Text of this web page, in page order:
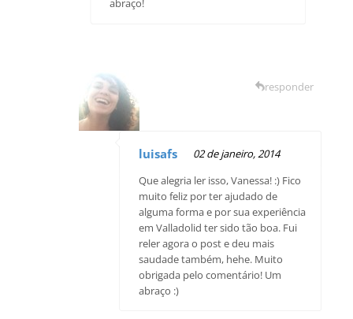
abraço!
luisafs
02 de janeiro, 2014
Que alegria ler isso, Vanessa! :) Fico
muito feliz por ter ajudado de
alguma forma e por sua experiência
em Valladolid ter sido tão boa. Fui
reler agora o post e deu mais
saudade também, hehe. Muito
obrigada pelo comentário! Um
abraço :)
responder